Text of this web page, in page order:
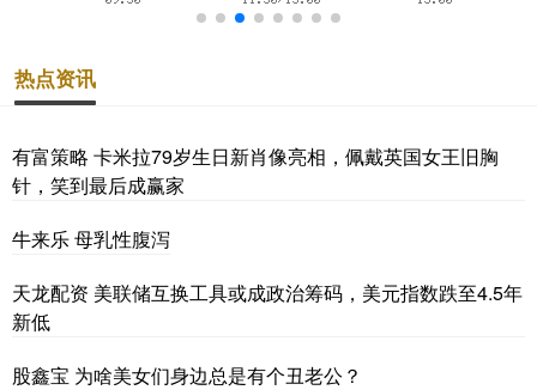
热点资讯
有富策略 卡米拉79岁生日新肖像亮相，佩戴英国女王旧胸
针，笑到最后成赢家
牛来乐 母乳性腹泻
天龙配资 美联储互换工具或成政治筹码，美元指数跌至4.5年
新低
股鑫宝 为啥美女们身边总是有个丑老公？